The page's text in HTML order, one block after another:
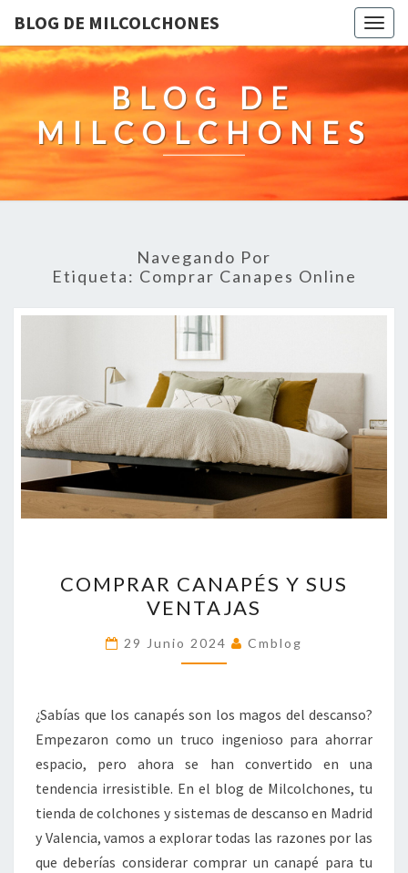
BLOG DE MILCOLCHONES
BLOG DE
MILCOLCHONES
Navegando Por
Etiqueta: Comprar Canapes Online
CANAPÉS
Y
SUS
VENTAJAS
COMPRAR CANAPÉS Y SUS
VENTAJAS
29 Junio 2024 Cmblog
¿Sabías que los canapés son los magos del descanso?
Empezaron como un truco ingenioso para ahorrar
espacio, pero ahora se han convertido en una
tendencia irresistible. En el blog de Milcolchones, tu
tienda de colchones y sistemas de descanso en Madrid
y Valencia, vamos a explorar todas las razones por las
que deberías considerar comprar un canapé para tu